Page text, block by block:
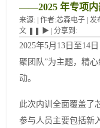
——2025 年专项内
来源: | 作者:芯森电子 | 发
文 ❚❚ ▶ | 分享到:
2025年5月13日至14
聚团队”为主题， 精心
动。
此次内训 全面覆盖了
参与人员 主要包括新